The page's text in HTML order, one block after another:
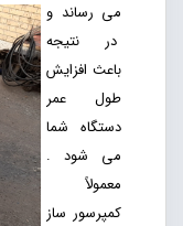
می رساند و
در نتیجه
باعث افزایش
طول عمر
دستگاه شما
می شود .
معمولاً
کمپرسور ساز